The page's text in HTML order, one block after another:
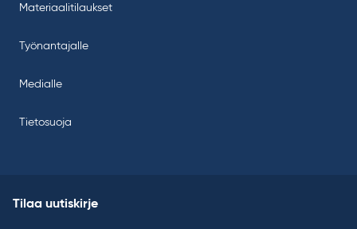
Materiaalitilaukset
Työnantajalle
Medialle
Tietosuoja
Tilaa uutiskirje